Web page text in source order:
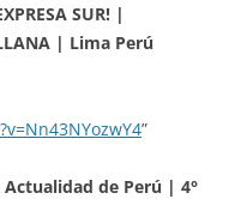
SUR! |
| Lima Perú
”
de Perú | 4°